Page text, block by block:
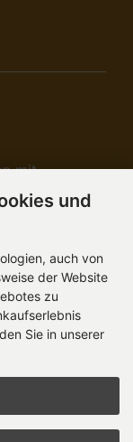
mit
und
auch von
der Website
zu
Sie in unserer